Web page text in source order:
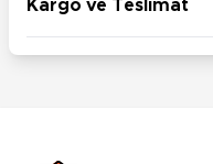
Kargo ve Teslimat